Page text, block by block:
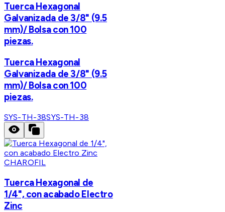
Tuerca Hexagonal
Galvanizada de 3/8" (9.5
mm)/ Bolsa con 100
piezas.
Tuerca Hexagonal
Galvanizada de 3/8" (9.5
mm)/ Bolsa con 100
piezas.
SYS-TH-38SYS-TH-38
CHAROFIL
Tuerca Hexagonal de
1/4", con acabado Electro
Zinc